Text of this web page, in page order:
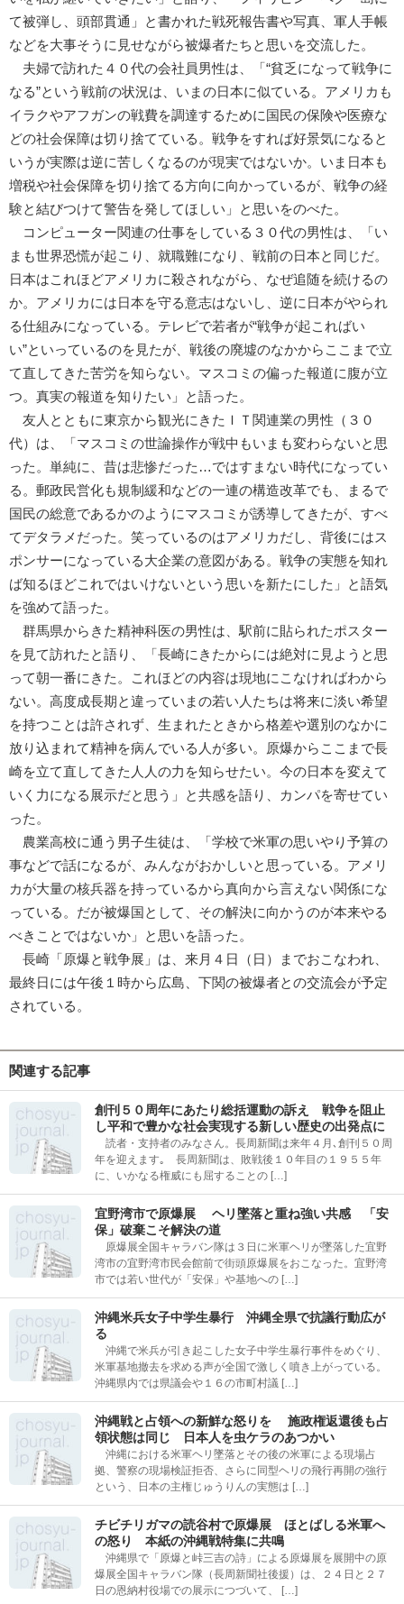
て被弾し、頭部貫通」と書かれた戦死報告書や写真、軍人手帳
などを大事そうに見せながら被爆者たちと思いを交流した。
夫婦で訪れた４０代の会社員男性は、「“貧乏になって戦争に
なる”という戦前の状況は、いまの日本に似ている。アメリカも
イラクやアフガンの戦費を調達するために国民の保険や医療な
どの社会保障は切り捨てている。戦争をすれば好景気になると
いうが実際は逆に苦しくなるのが現実ではないか。いま日本も
増税や社会保障を切り捨てる方向に向かっているが、戦争の経
験と結びつけて警告を発してほしい」と思いをのべた。
コンピューター関連の仕事をしている３０代の男性は、「い
まも世界恐慌が起こり、就職難になり、戦前の日本と同じだ。
日本はこれほどアメリカに殺されながら、なぜ追随を続けるの
か。アメリカには日本を守る意志はないし、逆に日本がやられ
る仕組みになっている。テレビで若者が“戦争が起こればい
い”といっているのを見たが、戦後の廃墟のなかからここまで立
て直してきた苦労を知らない。マスコミの偏った報道に腹が立
つ。真実の報道を知りたい」と語った。
友人とともに東京から観光にきたＩＴ関連業の男性（３０
代）は、「マスコミの世論操作が戦中もいまも変わらないと思
った。単純に、昔は悲惨だった…ではすまない時代になってい
る。郵政民営化も規制緩和などの一連の構造改革でも、まるで
国民の総意であるかのようにマスコミが誘導してきたが、すべ
てデタラメだった。笑っているのはアメリカだし、背後にはス
ポンサーになっている大企業の意図がある。戦争の実態を知れ
ば知るほどこれではいけないという思いを新たにした」と語気
を強めて語った。
群馬県からきた精神科医の男性は、駅前に貼られたポスター
を見て訪れたと語り、「長崎にきたからには絶対に見ようと思
って朝一番にきた。これほどの内容は現地にこなければわから
ない。高度成長期と違っていまの若い人たちは将来に淡い希望
を持つことは許されず、生まれたときから格差や選別のなかに
放り込まれて精神を病んでいる人が多い。原爆からここまで長
崎を立て直してきた人人の力を知らせたい。今の日本を変えて
いく力になる展示だと思う」と共感を語り、カンパを寄せてい
った。
農業高校に通う男子生徒は、「学校で米軍の思いやり予算の
事などで話になるが、みんながおかしいと思っている。アメリ
カが大量の核兵器を持っているから真向から言えない関係にな
っている。だが被爆国として、その解決に向かうのが本来やる
べきことではないか」と思いを語った。
長崎「原爆と戦争展」は、来月４日（日）までおこなわれ、
最終日には午後１時から広島、下関の被爆者との交流会が予定
されている。
関連する記事
創刊５０周年にあたり総括運動の訴え 戦争を阻止
し平和で豊かな社会実現する新しい歴史の出発点に
読者・支持者のみなさん。長周新聞は来年４月､創刊５０周
年を迎えます｡ 長周新聞は、敗戦後１０年目の１９５５年
に、いかなる権威にも屈することの […]
宜野湾市で原爆展 ヘリ墜落と重ね強い共感 「安
保」破棄こそ解決の道
原爆展全国キャラバン隊は３日に米軍ヘリが墜落した宜野
湾市の宜野湾市民会館前で街頭原爆展をおこなった。宜野湾
市では若い世代が「安保」や基地への […]
沖縄米兵女子中学生暴行 沖縄全県で抗議行動広が
る
沖縄で米兵が引き起こした女子中学生暴行事件をめぐり、
米軍基地撤去を求める声が全国で激しく噴き上がっている。
沖縄県内では県議会や１６の市町村議 […]
沖縄戦と占領への新鮮な怒りを 施政権返還後も占
領状態は同じ 日本人を虫ケラのあつかい
沖縄における米軍ヘリ墜落とその後の米軍による現場占
拠、警察の現場検証拒否、さらに同型ヘリの飛行再開の強行
という、日本の主権じゅうりんの実態は […]
チビチリガマの読谷村で原爆展 ほとばしる米軍へ
の怒り 本紙の沖縄戦特集に共鳴
沖縄県で「原爆と峠三吉の詩」による原爆展を展開中の原
爆展全国キャラバン隊（長周新聞社後援）は、２４日と２７
日の恩納村役場での展示につづいて、 […]